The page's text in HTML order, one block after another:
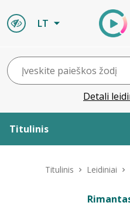
LT
Detali
Titulinis
Titulinis Leidiniai